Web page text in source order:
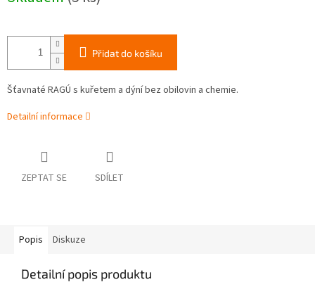
Přidat do košíku
Šťavnaté RAGÚ s kuřetem a dýní bez obilovin a chemie.
Detailní informace
ZEPTAT SE SDÍLET
Popis Diskuze
Detailní popis produktu